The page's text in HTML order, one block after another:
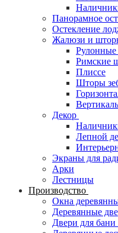
Панорамное
Остекление
Жалюзи и
Римские
Плиссе
Шторы
Декор
Лепной
Экраны для
Арки
Лестницы
Производство
Окна
Деревянные
Двери для